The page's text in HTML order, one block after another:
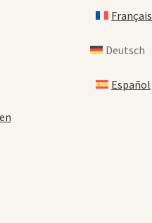
Français
Deutsch
Español